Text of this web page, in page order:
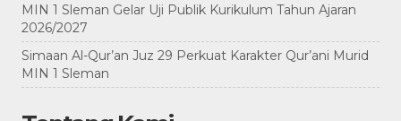
MIN 1 Sleman Gelar Uji Publik Kurikulum Tahun Ajaran
2026/2027
Simaan Al-Qur’an Juz 29 Perkuat Karakter Qur’ani Murid
MIN 1 Sleman